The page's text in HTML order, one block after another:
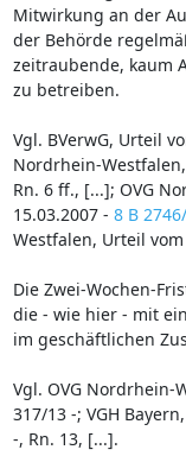
Mitwirkung an der
der Behörde
zeitraubende, kaum
zu betreiben.
Vgl. BVerwG, Urteil
Nordrhein-
Rn. 6 ff., [...]; OVG
15.03.2007 - 8 B
Westfalen, Urteil vom
Die Zwei-Wochen-
die - wie hier - mit
im geschäftlichen
Vgl. OVG Nordrhein-
317/13 -; VGH
-, Rn. 13, [...].